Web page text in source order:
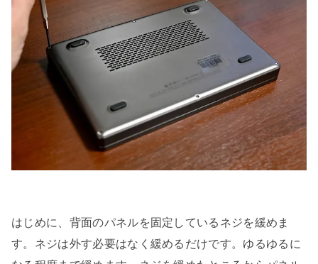
はじめに、背面のパネルを固定しているネジを緩めま
す。ネジは外す必要はなく緩めるだけです。ゆるゆるに